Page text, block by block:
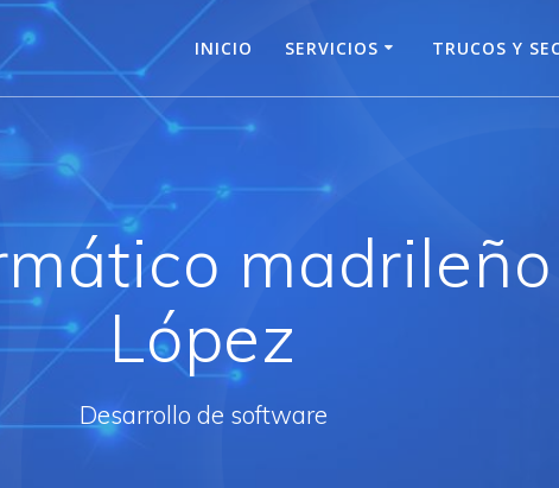
INICIO SERVICIOS TRUCOS Y
madrileño
López
Desarrollo de software